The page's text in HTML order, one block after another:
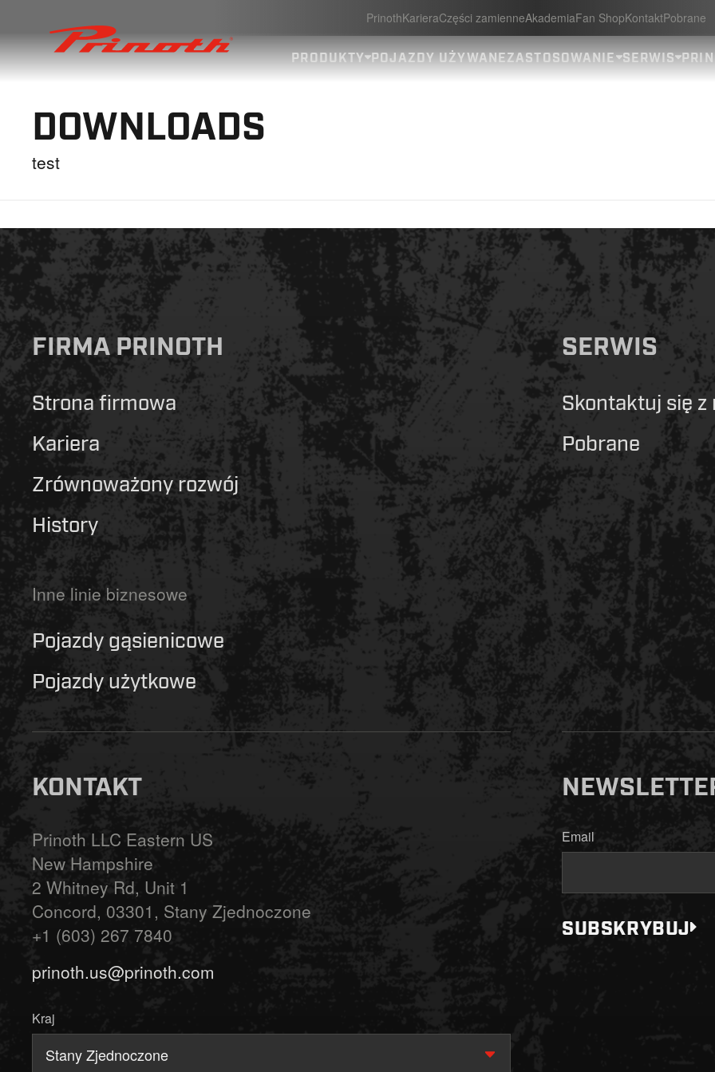
Prinoth - Corporate Website
PrinothKarieraCzęści zamienneAkademiaFan ShopKontaktPobrane
PRODUKTY POJAZDY UŻYWANEZASTOSOWANIE SERWIS
DOWNLOADS
test
FIRMA PRINOTH
Strona firmowa
Kariera
Zrównoważony rozwój
History
Inne linie biznesowe
Pojazdy gąsienicowe
Pojazdy użytkowe
SERWIS
Skontaktuj się z
Pobrane
KONTAKT
Prinoth LLC Eastern US
New Hampshire
2 Whitney Rd, Unit 1
Concord, 03301, Stany Zjednoczone
+1 (603) 267 7840
prinoth.us@prinoth.com
Kraj
Stany Zjednoczone
Email
SUBSKRYBUJ